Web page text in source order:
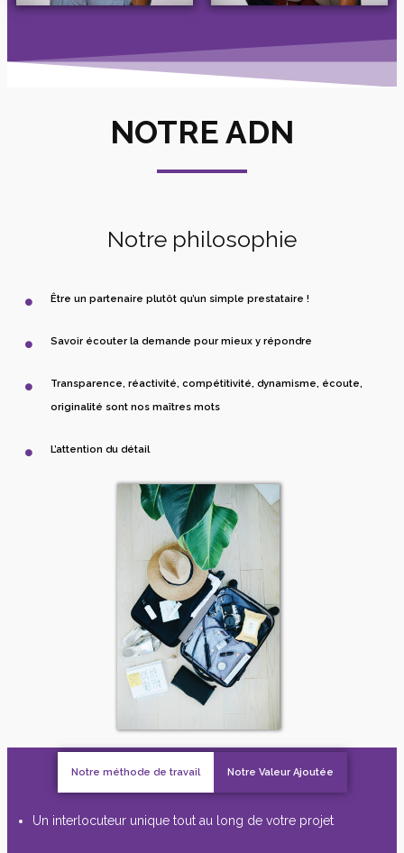
NOTRE ADN
Notre philosophie
Être un partenaire plutôt qu’un simple prestataire !
Savoir écouter la demande pour mieux y répondre
Transparence, réactivité, compétitivité, dynamisme, écoute,
originalité sont nos maîtres mots
L’attention du détail
Notre méthode de travail Notre Valeur Ajoutée
Un interlocuteur unique tout au long de votre projet